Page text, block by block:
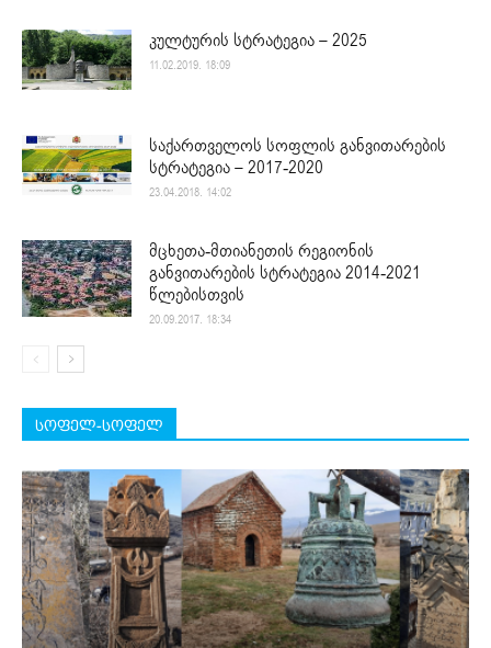
კულტურის სტრატეგია – 2025
11.02.2019. 18:09
საქართველოს სოფლის განვითარების
სტრატეგია – 2017-2020
23.04.2018. 14:02
მცხეთა-მთიანეთის რეგიონის
განვითარების სტრატეგია 2014-2021
წლებისთვის
20.09.2017. 18:34
სოფელ-სოფელ